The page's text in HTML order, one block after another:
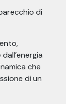
di
che
di un